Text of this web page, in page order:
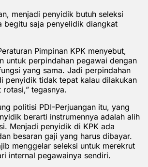
menjadi penyidik butuh seleksi
begitu saja penyelidik diangkat
Pimpinan KPK menyebut,
untuk perpindahan pegawai dengan
yang sama. Jadi perpindahan
penyidik tidak tepat kalau dilakukan
tegasnya.
politisi PDI-Perjuangan itu, yang
berarti instrumennya adalah alih
Menjadi penyidik di KPK ada
besaran gaji yang harus dibayar.
menggelar seleksi untuk merekrut
internal pegawainya sendiri.